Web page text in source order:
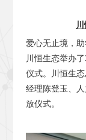
爱心无止境，
川恒生态举办
仪式。川恒生
经理陈登玉、
放仪式。